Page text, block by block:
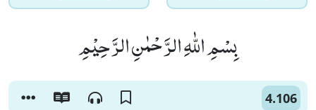
بِسْمِ اللّٰهِ الرَّحْمٰنِ الرَّحِیْمِ
4.106